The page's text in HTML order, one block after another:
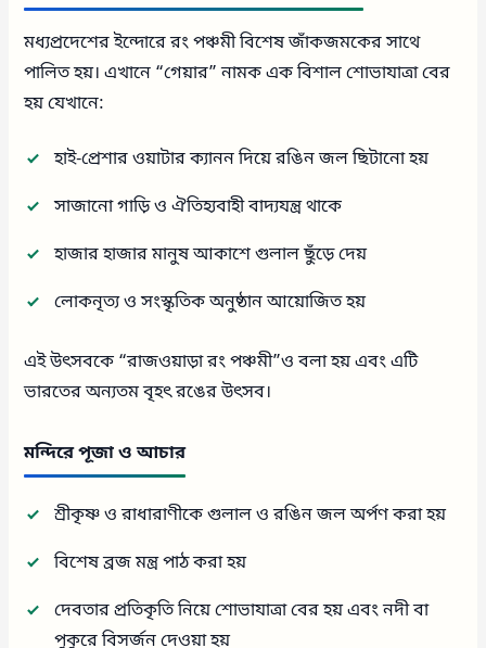
মধ্যপ্রদেশের ইন্দোরে রং পঞ্চমী বিশেষ জাঁকজমকের সাথে
পালিত হয়। এখানে “গেয়ার” নামক এক বিশাল শোভাযাত্রা বের
হয় যেখানে:
হাই-প্রেশার ওয়াটার ক্যানন দিয়ে রঙিন জল ছিটানো হয়
সাজানো গাড়ি ও ঐতিহ্যবাহী বাদ্যযন্ত্র থাকে
হাজার হাজার মানুষ আকাশে গুলাল ছুঁড়ে দেয়
লোকনৃত্য ও সংস্কৃতিক অনুষ্ঠান আয়োজিত হয়
এই উৎসবকে “রাজওয়াড়া রং পঞ্চমী”ও বলা হয় এবং এটি
ভারতের অন্যতম বৃহৎ রঙের উৎসব।
মন্দিরে পূজা ও আচার
শ্রীকৃষ্ণ ও রাধারাণীকে গুলাল ও রঙিন জল অর্পণ করা হয়
বিশেষ ব্রজ মন্ত্র পাঠ করা হয়
দেবতার প্রতিকৃতি নিয়ে শোভাযাত্রা বের হয় এবং নদী বা
পুকুরে বিসর্জন দেওয়া হয়